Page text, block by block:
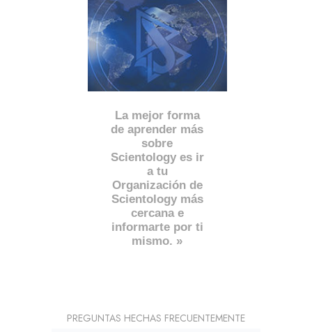
La mejor forma
de aprender más
sobre
Scientology es ir
a tu
Organización de
Scientology más
cercana e
informarte por ti
mismo. »
PREGUNTAS HECHAS FRECUENTEMENTE